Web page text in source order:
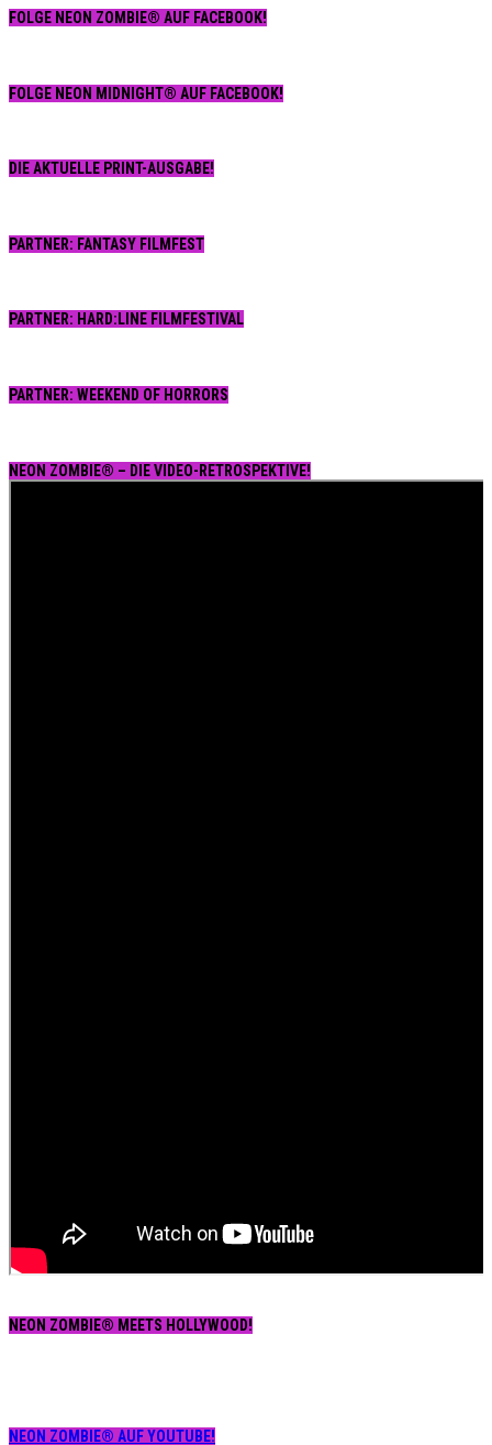
FOLGE NEON ZOMBIE® AUF FACEBOOK!
FOLGE NEON MIDNIGHT® AUF FACEBOOK!
DIE AKTUELLE PRINT-AUSGABE!
PARTNER: FANTASY FILMFEST
PARTNER: HARD:LINE FILMFESTIVAL
PARTNER: WEEKEND OF HORRORS
NEON ZOMBIE® – DIE VIDEO-RETROSPEKTIVE!
NEON ZOMBIE® MEETS HOLLYWOOD!
NEON ZOMBIE® AUF YOUTUBE!